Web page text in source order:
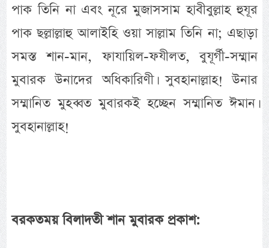
পাক তিনি না এবং নূরে মুজাসসাম হাবীবুল্লাহ হুযূর
পাক ছল্লাল্লাহু আলাইহি ওয়া সাল্লাম তিনি না; এছাড়া
সমস্ত শান-মান, ফাযায়িল-ফযীলত, বুযূর্গী-সম্মান
মুবারক উনাদের অধিকারিণী। সুবহানাল্লাহ! উনার
সম্মানিত মুহব্বত মুবারকই হচ্ছেন সম্মানিত ঈমান।
সুবহানাল্লাহ!
বরকতময় বিলাদতী শান মুবারক প্রকাশ: